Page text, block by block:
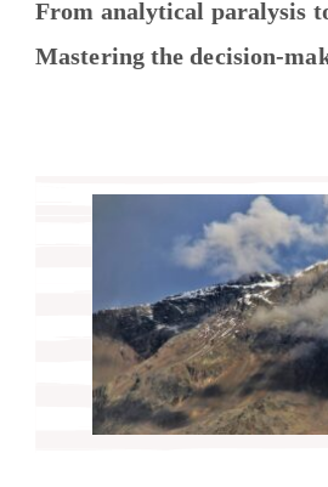
From analytical paralysis
Mastering the decision-